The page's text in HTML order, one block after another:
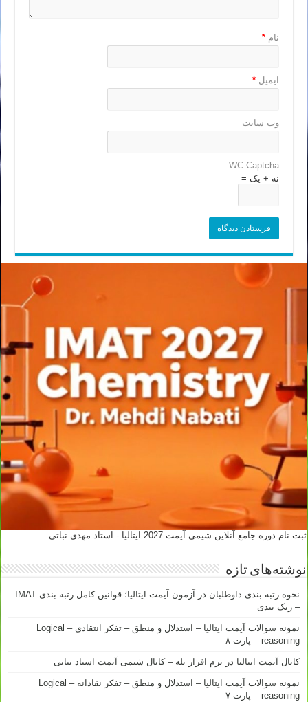
نام*
ایمیل*
وب‌ سایت
WC Captcha
نه + یک =
ثبت نام دوره جامع آنلاین شیمی آیمت 2027 ایتالیا - استاد مهدی نباتی
نوشته‌های تازه
نحوه رتبه بندی داوطلبان در آزمون آیمت ایتالیا؛ قوانین کامل رتبه بندی IMAT
– رنک بندی
نمونه سوالات آیمت ایتالیا – استدلال و منطق – تفکر انتقادی – Logical
reasoning – پارت ۸
کانال آیمت ایتالیا در نرم افزار بله – کانال شیمی آیمت استاد نباتی
نمونه سوالات آیمت ایتالیا – استدلال و منطق – تفکر نقادانه – Logical
reasoning – پارت ۷